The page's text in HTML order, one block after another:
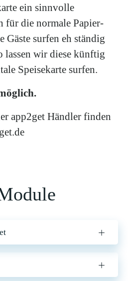
ein sinnvolle
für die normale Papier-
Gäste surfen eh ständig
lassen wir diese künftig
Speisekarte surfen.
app2get Händler finden